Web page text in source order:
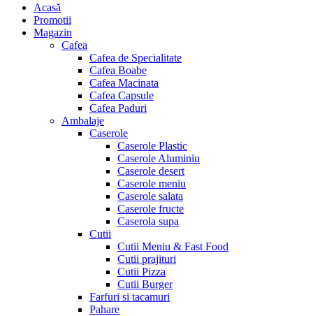
Menu
Acasă
Promotii
Magazin
Cafea
Cafea de Specialitate
Cafea Boabe
Cafea Macinata
Cafea Capsule
Cafea Paduri
Ambalaje
Caserole
Caserole Plastic
Caserole Aluminiu
Caserole desert
Caserole meniu
Caserole salata
Caserole fructe
Caserola supa
Cutii
Cutii Meniu & Fast Food
Cutii prajituri
Cutii Pizza
Cutii Burger
Farfuri si tacamuri
Pahare